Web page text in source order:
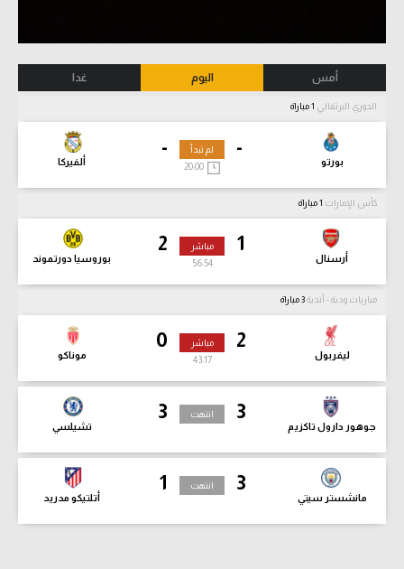
أمس اليوم غدا
الدوري البرتغالي
-
بورتو
-
ألفيركا
لم تبدأ
كأس الإمارات
1
أرسنال
2
بوروسيا دورتموند
مباشر
56:56
مباريات ودية - أندية
2
ليفربول
0
موناكو
مباشر
43:19
3
جوهور دارول تاكزيم
3
تشيلسي
انتهت
3
مانشستر سيتي
1
أتلتيكو مدريد
انتهت